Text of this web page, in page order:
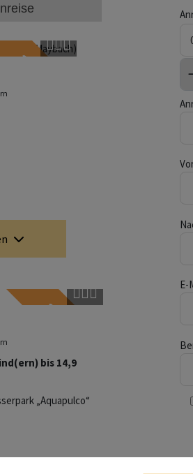
bis 14,9
„Aquapulco“
E-